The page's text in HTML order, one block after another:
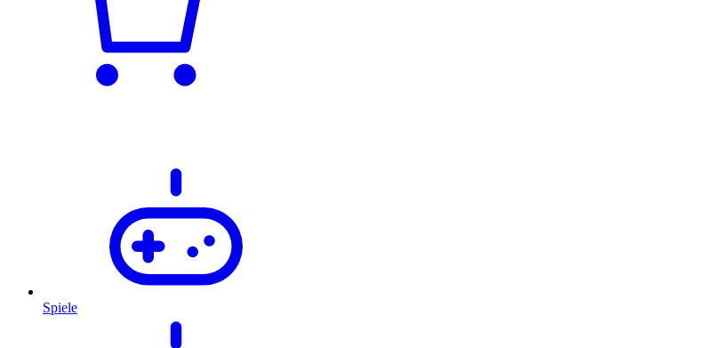
Spiele